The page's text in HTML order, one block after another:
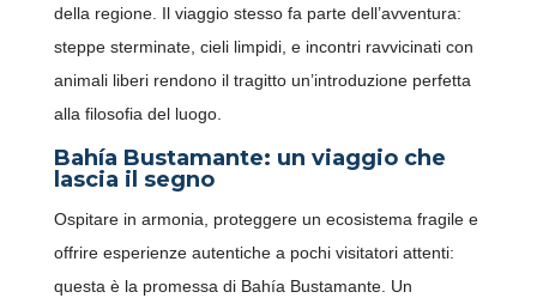
della regione. Il viaggio stesso fa parte dell’avventura:
steppe sterminate, cieli limpidi, e incontri ravvicinati con
animali liberi rendono il tragitto un’introduzione perfetta
alla filosofia del luogo.
Bahía Bustamante: un viaggio che
lascia il segno
Ospitare in armonia, proteggere un ecosistema fragile e
offrire esperienze autentiche a pochi visitatori attenti:
questa è la promessa di Bahía Bustamante. Un
Clicca sul qr-code o inquadralo con la fotocamera del